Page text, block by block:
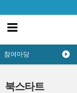
북스타트
참여마당